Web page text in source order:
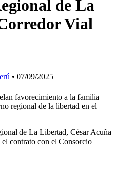
de La
Vial
• 07/09/2025
de La Libertad, César Acuña
el contrato con el Consorcio